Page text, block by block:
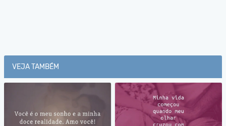
VEJA TAMBÉM